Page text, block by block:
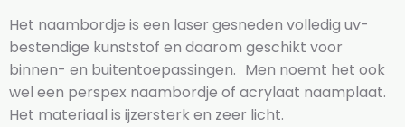
Het naambordje is een laser gesneden volledig uv-
bestendige kunststof en daarom geschikt voor
binnen- en buitentoepassingen. Men noemt het ook
wel een perspex naambordje of acrylaat naamplaat.
Het materiaal is ijzersterk en zeer licht.